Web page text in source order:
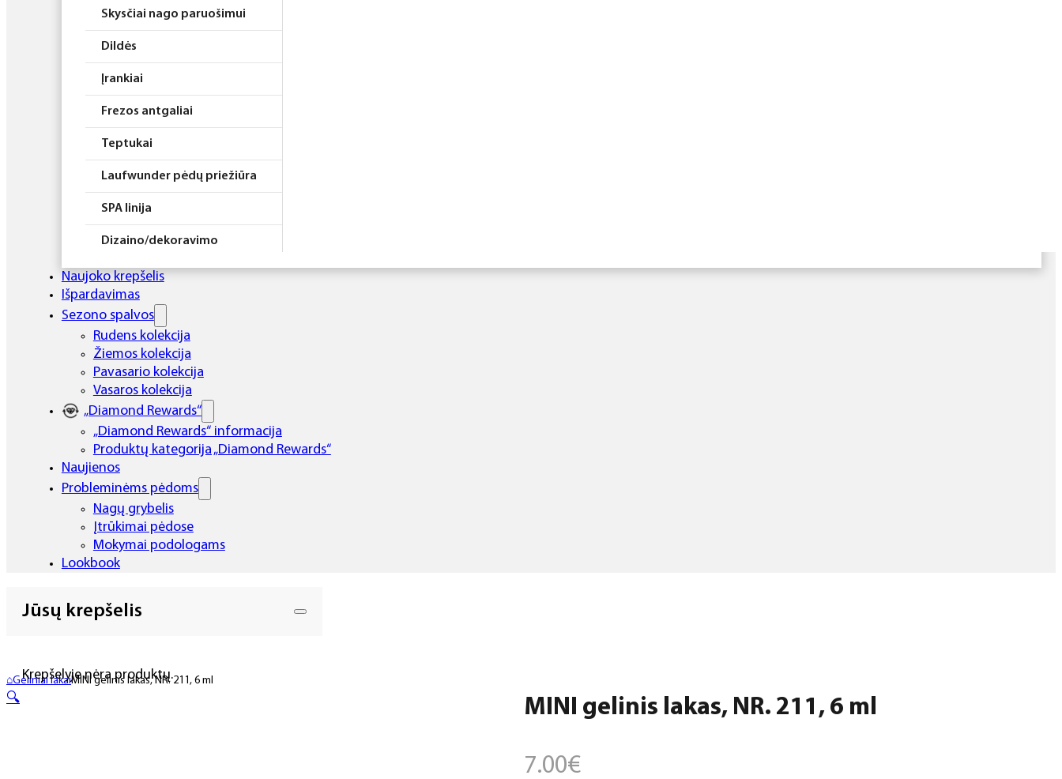
Skysčiai nago paruošimui
Dildės
Įrankiai
Frezos antgaliai
Teptukai
Laufwunder pėdų priežiūra
SPA linija
Dizaino/dekoravimo
Elektros prietaisai
Higiena
Atributika
Rinkiniai
Naujoko krepšelis
Išpardavimas
Sezono spalvos
Rudens kolekcija
Žiemos kolekcija
Pavasario kolekcija
Vasaros kolekcija
„Diamond Rewards“
„Diamond Rewards“ informacija
Produktų kategorija „Diamond Rewards“
Naujienos
Probleminėms pėdoms
Nagų grybelis
Įtrūkimai pėdose
Mokymai podologams
Lookbook
Jūsų krepšelis
Krepšelyje nėra produktų.
⌂Geliniai lakaiMINI gelinis lakas, NR. 211, 6 ml
🔍 MINI gelinis lakas, NR. 211, 6 ml
7.00€